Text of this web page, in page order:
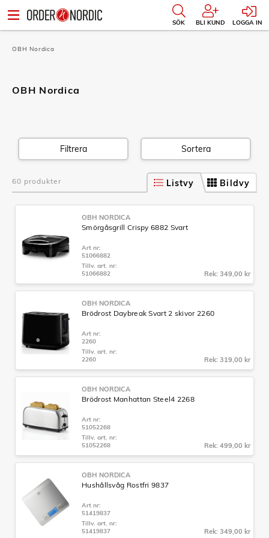
SÖK BLI KUND LOGGA IN
OBH Nordica
OBH Nordica
Filtrera Sortera
60 produkter Bildvy
Listvy
OBH NORDICA
Smörgåsgrill Crispy 6882 Svart
Art nr:
51066882
Tillv. art. nr:
51066882
Rek: 349,00 kr
OBH NORDICA
Brödrost Daybreak Svart 2 skivor 2260
Art nr:
2260
Tillv. art. nr:
2260
Rek: 319,00 kr
OBH NORDICA
Brödrost Manhattan Steel4 2268
Art nr:
51052268
Tillv. art. nr:
51052268
Rek: 499,00 kr
OBH NORDICA
Hushållsvåg Rostfri 9837
Art nr:
51419837
Tillv. art. nr:
51419837
Rek: 349,00 kr